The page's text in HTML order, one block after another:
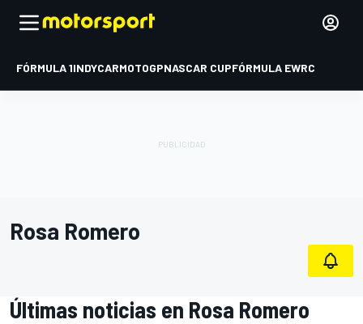
FÓRMULA 1INDYCARMOTOGPNASCAR CUPFÓRMULA EWRC
Rosa Romero
Últimas noticias en Rosa Romero